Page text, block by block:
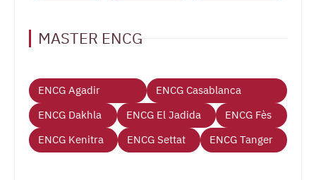
MASTER ENCG
ENCG Agadir
ENCG Casablanca
ENCG Dakhla
ENCG El Jadida
ENCG Fès
ENCG Kenitra
ENCG Settat ENCG Tanger